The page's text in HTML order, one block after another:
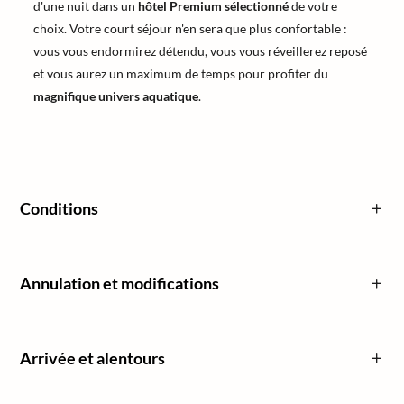
d'une nuit dans un hôtel Premium sélectionnéde votre
choix. Votre court séjour n'en sera que plus confortable :
vous vous endormirez détendu, vous vous réveillerez reposé
et vous aurez un maximum de temps pour profiter du
magnifique univers aquatique.
Conditions
Annulation et modifications
Arrivée et alentours